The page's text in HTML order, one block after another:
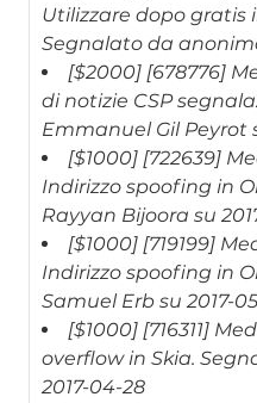
Utilizzare dopo gratis
Segnalato da
[$2000] [678776]
di notizie CSP
Emmanuel Gil Peyrot
[$1000] [722639]
Indirizzo spoofing in
Rayyan Bijoora su
[$1000] [719199]
Indirizzo spoofing in
Samuel Erb su 2017-
[$1000] [716311]
overflow in Skia.
2017-04-28